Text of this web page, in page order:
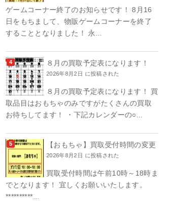
ゲームコーナー終了のお知らせです！ 8月16
日をもちまして、物販ゲームコーナーを終了
することとなりました！ 永...
８月の買取予定表になります！
2026年8月2日 に投稿された
８月の買取予定表になります！ 買
取品目はおもちゃのみですがたくさんの買取
お待ちしてます！ ・下記カレンダーの○...
【おもちゃ】買取受付時間の変更
2026年8月2日 に投稿された
買取受付時間は午前10時～18時ま
でとなります！ 宜しくお願いいたします。
**********...